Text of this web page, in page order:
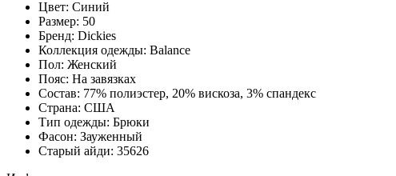
Цвет: Синий
Размер: 50
Бренд: Dickies
Коллекция одежды: Balance
Пол: Женский
Пояс: На завязках
Состав: 77% полиэстер, 20% вискоза, 3% спандекс
Страна: США
Тип одежды: Брюки
Фасон: Зауженный
Старый айди: 35626